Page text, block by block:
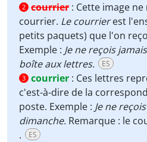
2 courrier : Cette image
courrier. Le courrierest
petits paquets) que l'on
Exemple : Je ne reçois
boîte aux lettres.
ES
3 courrier : Ces lettres
c'est-à-dire de la
poste. Exemple : Je ne
dimanche. Remarque : le
.
ES